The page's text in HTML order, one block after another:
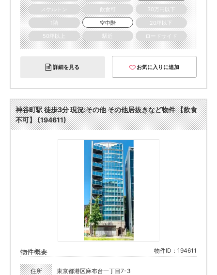
スケルトン
飲食可
30万円以下
1階
空中階
20坪以下
50坪以上
駅近 ロードサイド
詳細を見る お気に入りに追加
神谷町駅 徒歩3分 現況:その他 その他居抜きなど物件 【飲食
不可】 (194611)
物件概要 物件ID：194611
住所 東京都港区麻布台一丁目7-3